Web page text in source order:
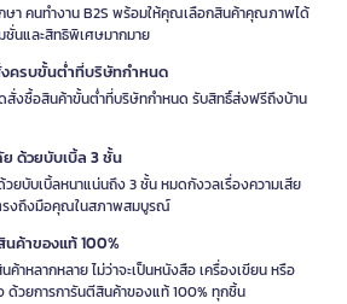
ษา คนทำงาน B2S พร้อมให้คุณเลือกสินค้าคุณภาพได้
ชั่นและสิทธิพิเศษมากมาย
งครบขั้นต่ำที่บริษัทกำหนด
สั่งซื้อสินค้าขั้นต่ำที่บริษัทกำหนด รับสิทธิ์ส่งฟรีถึงบ้าน
ด้วยบับเบิ้ล 3 ชั้น
ยบับเบิ้ลหนาแน่นถึง 3 ชั้น หมดกังวลเรื่องความเสีย
รงถึงมือคุณในสภาพสมบูรณ์
ค้าของแท้ 100%
าหลากหลาย ไม่ว่าจะเป็นหนังสือ เครื่องเขียน หรือ
ด้วยการการันตีสินค้าของแท้ 100% ทุกชิ้น